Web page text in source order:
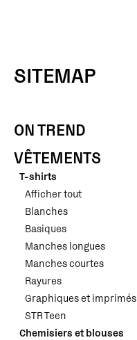
SITEMAP
ON TREND
VÊTEMENTS
T-shirts
Afficher tout
Blanches
Basiques
Manches longues
Manches courtes
Rayures
Graphiques et imprimés
STR Teen
Chemisiers et blouses